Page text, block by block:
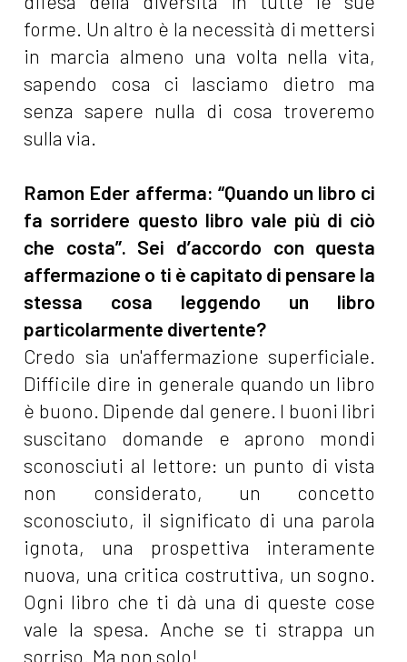
forme. Un altro è la necessità di mettersi
in marcia almeno una volta nella vita,
sapendo cosa ci lasciamo dietro ma
senza sapere nulla di cosa troveremo
sulla via.
Ramon Eder afferma: “Quando un libro ci
fa sorridere questo libro vale più di ciò
che costa”. Sei d’accordo con questa
affermazione o ti è capitato di pensare la
stessa cosa leggendo un libro
particolarmente divertente?
Credo sia un'affermazione superficiale.
Difficile dire in generale quando un libro
è buono. Dipende dal genere. I buoni libri
suscitano domande e aprono mondi
sconosciuti al lettore: un punto di vista
non considerato, un concetto
sconosciuto, il significato di una parola
ignota, una prospettiva interamente
nuova, una critica costruttiva, un sogno.
Ogni libro che ti dà una di queste cose
vale la spesa. Anche se ti strappa un
sorriso. Ma non solo!